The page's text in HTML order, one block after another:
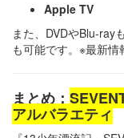
Apple TV
また、DVDやBlu-ray
も可能です。​※最新
まとめ：
アルバラエティ